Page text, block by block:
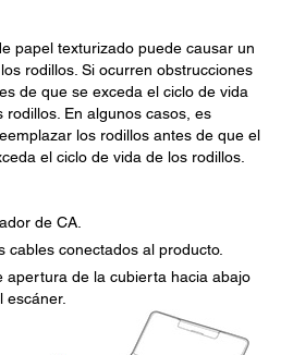
papel texturizado puede causar un
rodillos. Si ocurren obstrucciones
de que se exceda el ciclo de vida
rodillos. En algunos casos, es
los rodillos antes de que el
el ciclo de vida de los rodillos.
de CA.
cables conectados al producto.
apertura de la cubierta hacia abajo
escáner.